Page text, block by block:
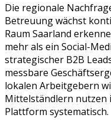
Die regionale
Betreuungwächst
Raum Saarland
mehr als ein Social-
strategischer B2B
messbare
lokalen Arbeitgebern
Mittelständlern nutzen
Plattform systematisch.